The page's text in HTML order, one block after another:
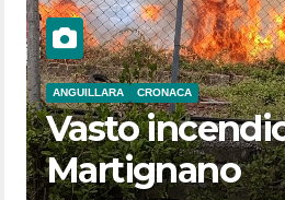
ANGUILLARA CRONACA
Vasto
Martignano